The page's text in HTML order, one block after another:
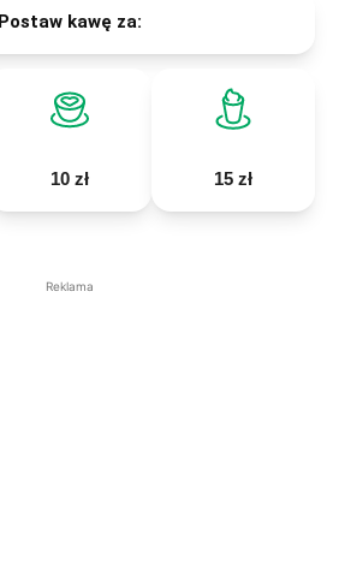
Postaw kawę za:
10 zł 15 zł
Reklama